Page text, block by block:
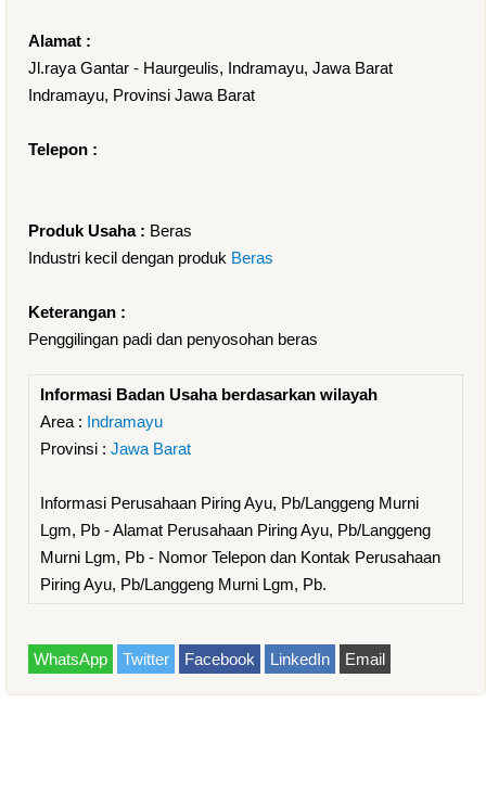
Alamat :
Jl.raya Gantar - Haurgeulis, Indramayu, Jawa Barat
Indramayu, Provinsi Jawa Barat
Telepon :
Produk Usaha : Beras
Industri kecil dengan produk Beras
Keterangan :
Penggilingan padi dan penyosohan beras
Informasi Badan Usaha berdasarkan wilayah
Area : Indramayu
Provinsi : Jawa Barat
Informasi Perusahaan Piring Ayu, Pb/Langgeng Murni
Lgm, Pb - Alamat Perusahaan Piring Ayu, Pb/Langgeng
Murni Lgm, Pb - Nomor Telepon dan Kontak Perusahaan
Piring Ayu, Pb/Langgeng Murni Lgm, Pb.
WhatsApp Twitter Facebook LinkedIn Email